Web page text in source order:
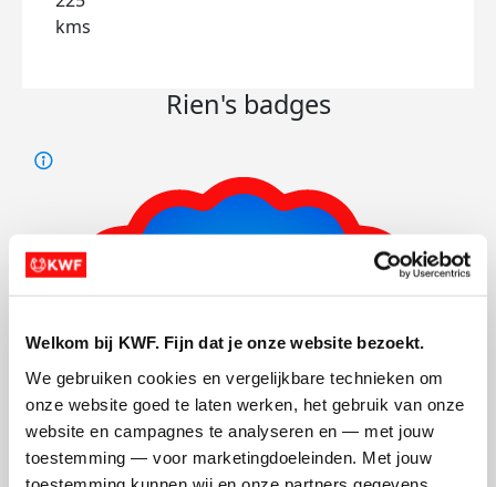
Welkom bij KWF. Fijn dat je onze website bezoekt.
We gebruiken cookies en vergelijkbare technieken om
onze website goed te laten werken, het gebruik van onze
website en campagnes te analyseren en — met jouw
toestemming — voor marketingdoeleinden. Met jouw
kms
Rien's badges